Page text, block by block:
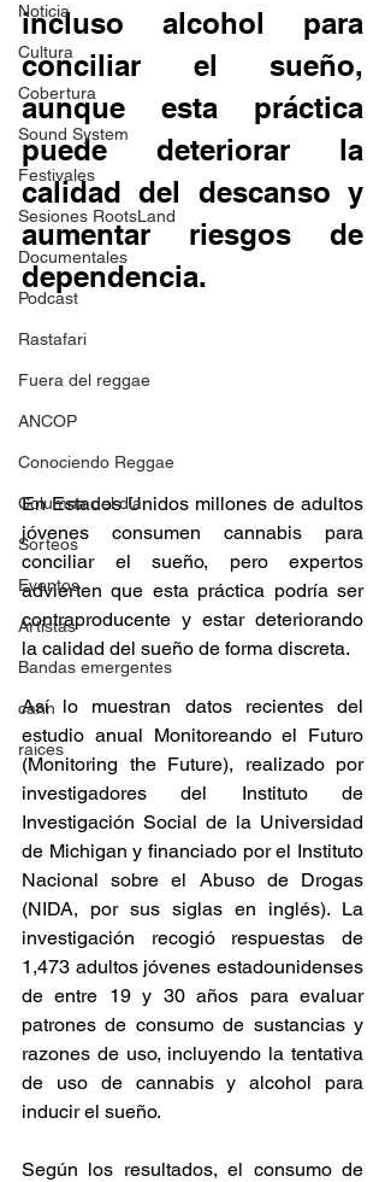
Noticia
Cultura
Cobertura
Sound System
Festivales
Sesiones RootsLand
Documentales
Podcast
Rastafari
Fuera del reggae
ANCOP
Conociendo Reggae
Columna del día
Sorteos
Eventos
Artistas
Bandas emergentes
cann
raices
incluso alcohol para
conciliar el sueño,
aunque esta práctica
puede deteriorar la
calidad del descanso y
aumentar riesgos de
dependencia.
En Estados Unidos millones de adultos
jóvenes consumen cannabis para
conciliar el sueño, pero expertos
advierten que esta práctica podría ser
contraproducente y estar deteriorando
la calidad del sueño de forma discreta.
Así lo muestran datos recientes del
estudio anual Monitoreando el Futuro
(Monitoring the Future), realizado por
investigadores del Instituto de
Investigación Social de la Universidad
de Michigan y financiado por el Instituto
Nacional sobre el Abuso de Drogas
(NIDA, por sus siglas en inglés). La
investigación recogió respuestas de
1,473 adultos jóvenes estadounidenses
de entre 19 y 30 años para evaluar
patrones de consumo de sustancias y
razones de uso, incluyendo la tentativa
de uso de cannabis y alcohol para
inducir el sueño.
Según los resultados, el consumo de